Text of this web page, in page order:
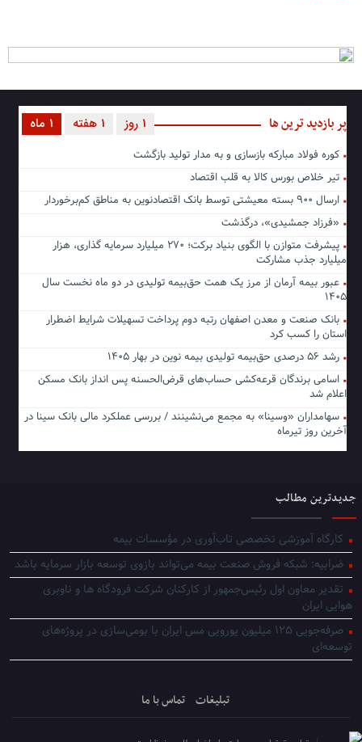
پر بازدید ترین ها 1 ماه 1 هفته 1 روز
کوره فولاد مبارکه بازسازی و به مدار تولید بازگشت
تیر خلاص بورس کالا به قلب اقتصاد
ارسال ۹۰۰ بسته معیشتی توسط بانک اقتصادنوین به مناطق کم‌برخوردار
«فرزاد جمشیدی»، درگذشت
پیشرفت متوازن با الگوی بنیاد برکت؛ ۲۷۰ میلیارد سرمایه گذاری، هزار
میلیارد جذب مشارکت
عبور بیمه آرمان از مرز یک همت حق‌بیمه تولیدی در دو ماه نخست سال
۱۴۰۵
بانک صنعت و معدن اصفهان رتبه دوم پرداخت تسهیلات شرایط اضطرار
استان را کسب کرد
رشد ۵۶ درصدی حق‌بیمه تولیدی بیمه نوین در بهار ۱۴۰۵
اسامی برندگان قرعه‌کشی حساب‌های قرض‌الحسنه پس انداز بانک مسکن
اعلام شد
سهامداران «وسینا» به مجمع می‌نشینند / بررسی عملکرد مالی بانک سینا در
آخرین روز تیرماه
جدیدترین مطالب
کارگاه آموزشی تخصصی تاب‌آوری در مؤسسات بیمه
ضرابیه: شبکه فروش صنعت بیمه می‌تواند بازوی توسعه بازار سرمایه باشد
تقدیر معاون اول رئیس‌جمهور از کارکنان شرکت فرودگاه ها و ناوبری
هوایی ایران
صرفه‌جویی ۱۲۵ میلیون یورویی مس ایران با بومی‌سازی در پروژه‌های
توسعه‌ای
تبلیغات تماس با ما